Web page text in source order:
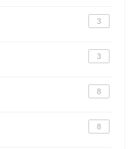
3
3
8
8